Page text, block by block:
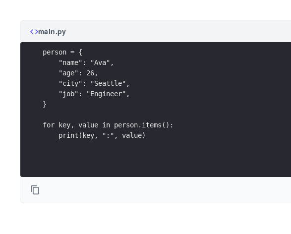
main.py
person = {
    "name": "Ava",
    "age": 26,
    "city": "Seattle",
    "job": "Engineer",
}
for key, value in person.items():
    print(key, ":", value)